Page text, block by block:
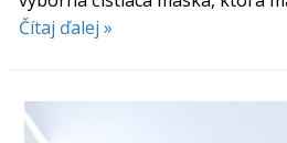
Čítaj ďalej »